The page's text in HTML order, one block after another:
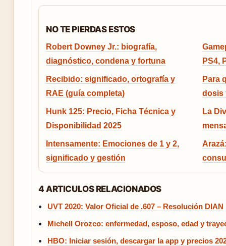
NO TE PIERDAS ESTOS
Robert Downey Jr.: biografía,
diagnóstico, condena y fortuna
PS4,
Recibido: significado, ortografía y
RAE (guía completa)
Para
dosis
Hunk 125: Precio, Ficha Técnica y
Disponibilidad 2025
La
Intensamente: Emociones de 1 y 2,
significado y gestión
4 ARTICULOS RELACIONADOS
UVT 2020: Valor Oficial de .607 – Resolución DIAN
Michell Orozco: enfermedad, esposo, edad y
HBO: Iniciar sesión, descargar la app y precios